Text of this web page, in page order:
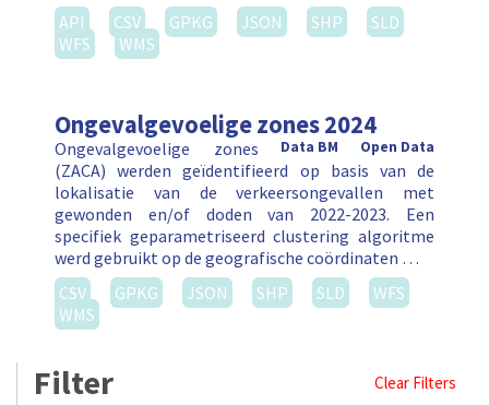
API
CSV GPKG JSON SHP
SLD
WFS
WMS
Ongevalgevoelige zones 2024
Open Data
Data BM
Ongevalgevoelige zones
(ZACA) werden geïdentifieerd op basis van de
lokalisatie van de verkeersongevallen met
gewonden en/of doden van 2022-2023. Een
specifiek geparametriseerd clustering algoritme
werd gebruikt op de geografische coördinaten …
CSV
GPKG JSON SHP SLD
WFS
WMS
Filter Clear Filters